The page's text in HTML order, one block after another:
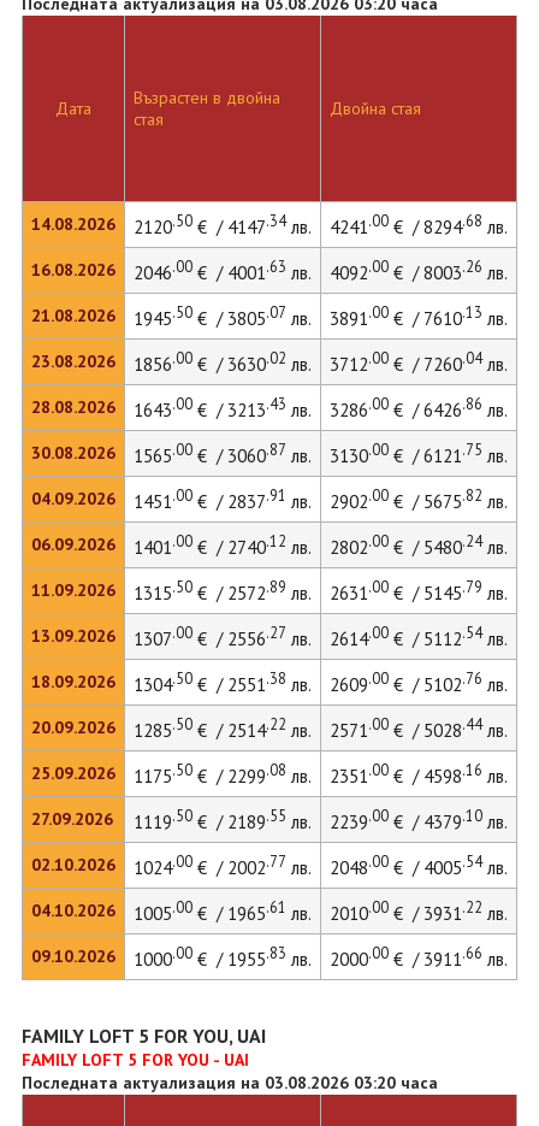
Дата
14.08.2026
16.08.2026
21.08.2026
23.08.2026
28.08.2026
30.08.2026
04.09.2026
06.09.2026
11.09.2026
13.09.2026
18.09.2026
20.09.2026
25.09.2026
27.09.2026
02.10.2026
04.10.2026
09.10.2026
Възрастен в двойна
стая
Двойна стая
2120.50€ / 4147.34лв. 4241.00€ / 8294.68 лв.
2046.00€ / 4001.63 лв. 4092.00€ / 8003.26 лв.
1945.50€ / 3805.07 лв. 3891.00€ / 7610.13 лв.
1856.00€ / 3630.02 лв. 3712.00€ / 7260.04лв.
1643.00€ / 3213.43 лв. 3286.00€ / 6426.86 лв.
1565.00€ / 3060.87 лв. 3130.00€ / 6121.75 лв.
1451.00€ / 2837.91 лв. 2902.00€ / 5675.82 лв.
1401.00€ / 2740.12 лв. 2802.00€ / 5480.24лв.
1315.50€ / 2572.89 лв. 2631.00€ / 5145.79 лв.
1307.00€ / 2556.27 лв. 2614.00€ / 5112.54лв.
1304.50€ / 2551.38 лв. 2609.00€ / 5102.76 лв.
1285.50€ / 2514.22 лв. 2571.00€ / 5028.44лв.
1175.50€ / 2299.08 лв. 2351.00€ / 4598.16 лв.
1119.50€ / 2189.55 лв. 2239.00€ / 4379.10лв.
1024.00€ / 2002.77 лв. 2048.00€ / 4005.54лв.
1005.00€ / 1965.61 лв. 2010.00€ / 3931.22 лв.
1000.00€ / 1955.83 лв. 2000.00€ / 3911.66 лв.
FAMILY LOFT 5 FOR YOU, UAI
FAMILY LOFT 5 FOR YOU - UAI
Последната актуализация на 03.08.2026 03:20 часа